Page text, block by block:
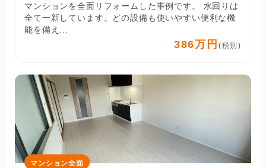
マンションを全面リフォームした事例です。 水回りは
全て一新しています。どの設備も使いやすい便利な機
能を備え...
386万円 (税別)
マンション全面